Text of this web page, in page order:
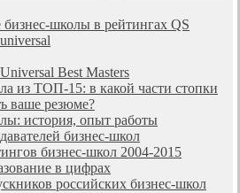
бизнес-школы в рейтингах QS
Best Masters
из ТОП-15: в какой части стопки
ваше резюме?
история, опыт работы
бизнес-школ
бизнес-школ 2004-2015
в цифрах
российских бизнес-школ